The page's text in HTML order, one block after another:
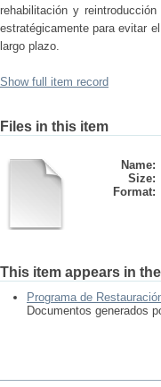
rehabilitación y
estratégicamente para evitar
largo plazo.
Show full item record
Files in this item
Name:
Size:
Format:
This item appears in
Programa de
Documentos generados